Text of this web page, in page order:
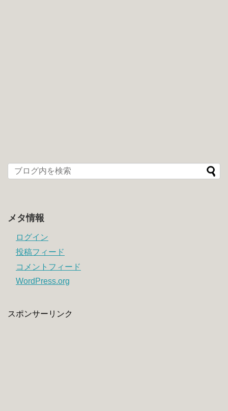
メタ情報
ログイン
投稿フィード
コメントフィード
WordPress.org
スポンサーリンク